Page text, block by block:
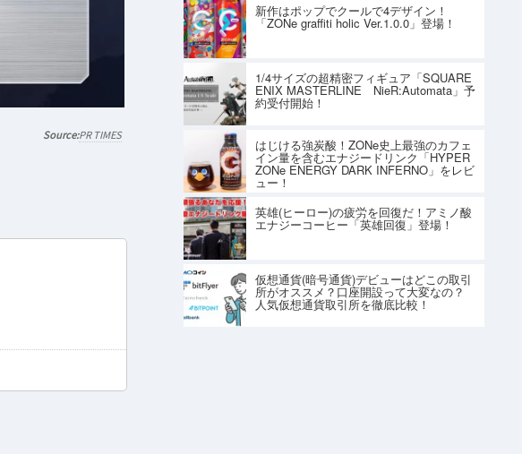
PR TIMES
新作はポップでクールで4デザイン！
「ZONe graffiti holic Ver.1.0.0」登場！
1/4サイズの超精密フィギュア「SQUARE
ENIX MASTERLINE NieR:Automata」予
約受付開始！
はじける強炭酸！ZONe史上最強のカフェ
イン量を含むエナジードリンク「HYPER
ZONe ENERGY DARK INFERNO」をレビ
ュー！
英雄(ヒーロー)の疲労を回復だ！アミノ酸
エナジーコーヒー「英雄回復」登場！
仮想通貨(暗号通貨)デビューはどこの取引
所がオススメ？口座開設って大変なの？
人気仮想通貨取引所を徹底比較！